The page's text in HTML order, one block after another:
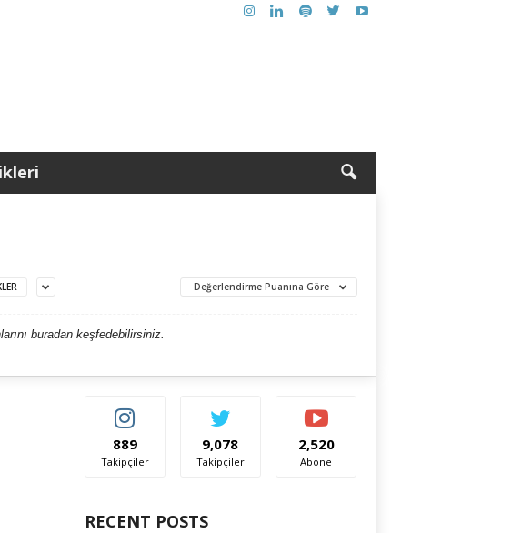
Değerlendirme Puanına Göre
buradan keşfedebilirsiniz.
889
Takipçiler
9,078
Takipçiler
2,520
Abone
RECENT POSTS